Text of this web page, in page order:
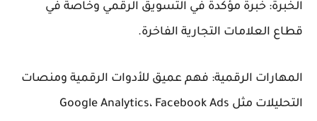
الخبرة: خبرة مؤكدة في التسويق الرقمي وخاصة في
قطاع العلامات التجارية الفاخرة.
المهارات الرقمية: فهم عميق للأدوات الرقمية ومنصات
التحليلات مثل Google Analytics، Facebook Ads